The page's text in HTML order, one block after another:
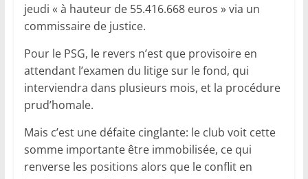
jeudi « à hauteur de 55.416.668 euros » via un
commissaire de justice.
Pour le PSG, le revers n’est que provisoire en
attendant l’examen du litige sur le fond, qui
interviendra dans plusieurs mois, et la procédure
prud’homale.
Mais c’est une défaite cinglante: le club voit cette
somme importante être immobilisée, ce qui
renverse les positions alors que le conflit en